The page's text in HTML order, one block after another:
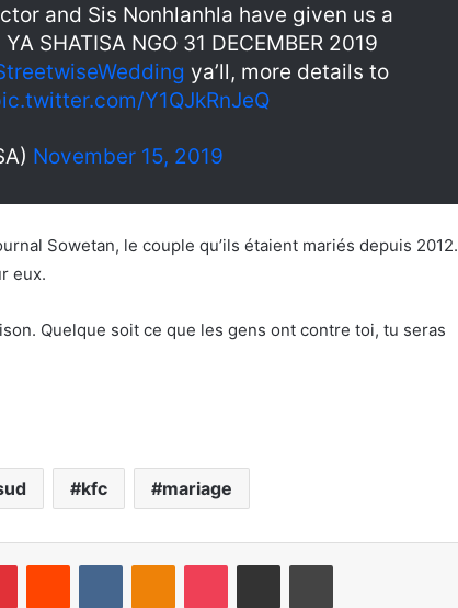
and Sis Nonhlanhla have given us a
SHATISA NGO 31 DECEMBER 2019
ya’ll, more details to
Y1QJkRnJeQ
November 15, 2019
Sowetan, le couple qu’ils étaient mariés depuis 2012.
eux.
Quelque soit ce que les gens ont contre toi, tu seras
kfc mariage